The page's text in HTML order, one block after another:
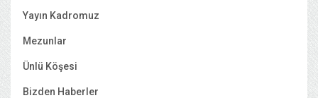
Yayın Kadromuz
Mezunlar
Ünlü Köşesi
Bizden Haberler